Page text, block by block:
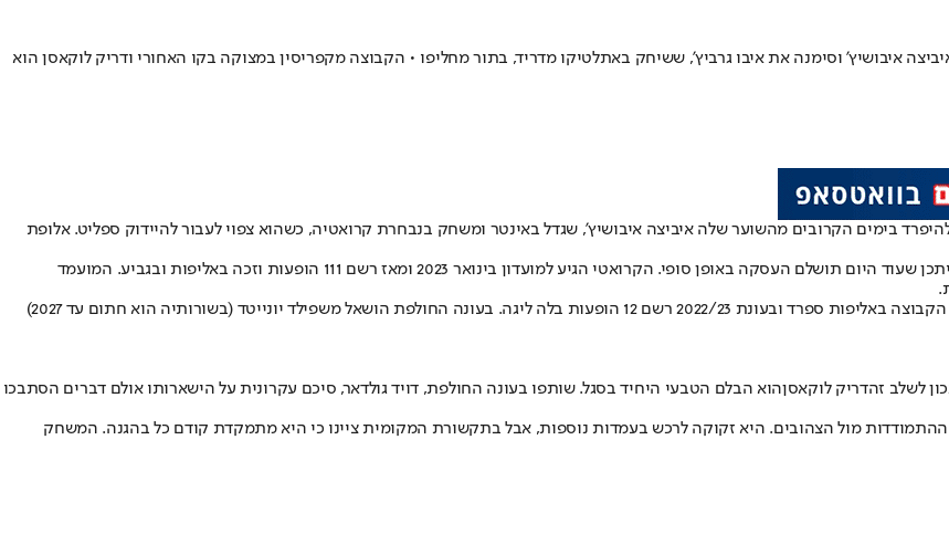
איבושיץ' וסימנה את איבו גרביץ', ששיחק באתלטיקו מדריד, בתור מחליפו • הקבוצה מקפריסין במצוקה בקו האחורי ודריק לוקאסן הוא
בימים הקרובים מהשוער שלה איביצה איבושיץ', שגדל באינטר ומשחק בנבחרת קרואטיה, כשהוא צפוי לעבור להיידוק ספליט. אלופת
לפי דיווחים באי השכן מעברו של איבושיץ' לספליט "נמצא במרחק נשימה אחת" וייתכן שעוד היום תושלם העסקה באופן סופי. הקרואטי הגיע למועדון בינואר 2023 ומאז רשם 111 הופעות וזכה באליפות ובגביע. המועמד
גרביץ' נרכש על ידי הקולצ'ונרוס בשנת 2020 תמורת 3.5 מיליון פאונד. הוא זכה עם הקבוצה באליפות ספרד ובעונת 2022/23 רשם 12 הופעות בלה ליגה. בעונה החולפת הושאל משפילד יונייטד (בשורותיה הוא חתום עד 2027)
לשלב זהדריק לוקאסןהוא הבלם הטבעי היחיד בסגל. שותפו בעונה החולפת, דויד גולדאר, סיכם עקרונית על הישארותו אולם דברים הסתבכו
מול הצהובים. היא זקוקה לרכש בעמדות נוספות, אבל בתקשורת המקומית ציינו כי היא מתמקדת קודם כל בהגנה. המשחק